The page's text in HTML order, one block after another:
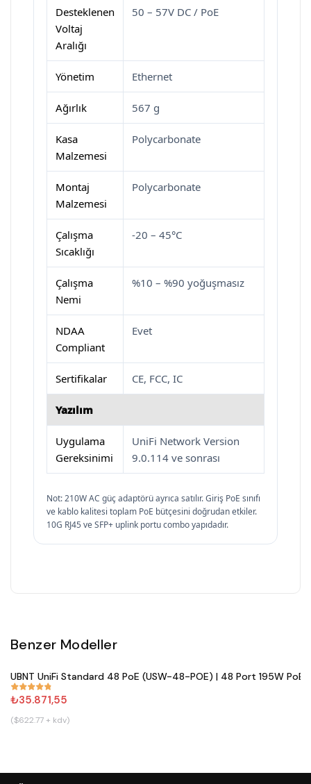
Desteklenen
Voltaj
Aralığı
50 – 57V DC / PoE
Yönetim Ethernet
Ağırlık 567 g
Kasa
Malzemesi
Polycarbonate
Montaj
Malzemesi
Polycarbonate
Çalışma
Sıcaklığı
-20 – 45°C
Çalışma
Nemi
%10 – %90 yoğuşmasız
NDAA
Compliant
Evet
Sertifikalar CE, FCC, IC
Yazılım
Uygulama
Gereksinimi
UniFi Network Version
9.0.114 ve sonrası
Not: 210W AC güç adaptörü ayrıca satılır. Giriş PoE sınıfı
ve kablo kalitesi toplam PoE bütçesini doğrudan etkiler.
10G RJ45 ve SFP+ uplink portu combo yapıdadır.
Benzer Modeller
#861
UBNT UniFi Standard 48 PoE (USW-48-POE) | 48 Port 195W
₺35.871,55
($622.77 + kdv)